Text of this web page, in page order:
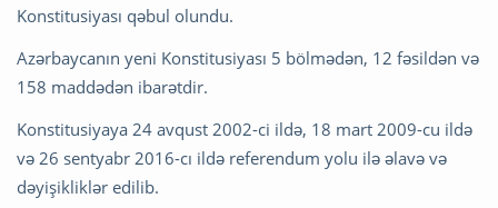
Konstitusiyası qəbul olundu.
Azərbaycanın yeni Konstitusiyası 5 bölmədən, 12 fəsildən və
158 maddədən ibarətdir.
Konstitusiyaya 24 avqust 2002-ci ildə, 18 mart 2009-cu ildə
və 26 sentyabr 2016-cı ildə referendum yolu ilə əlavə və
dəyişikliklər edilib.